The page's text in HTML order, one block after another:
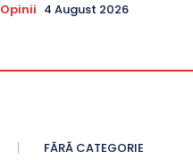
Opinii 4 August 2026
FĂRĂ CATEGORIE